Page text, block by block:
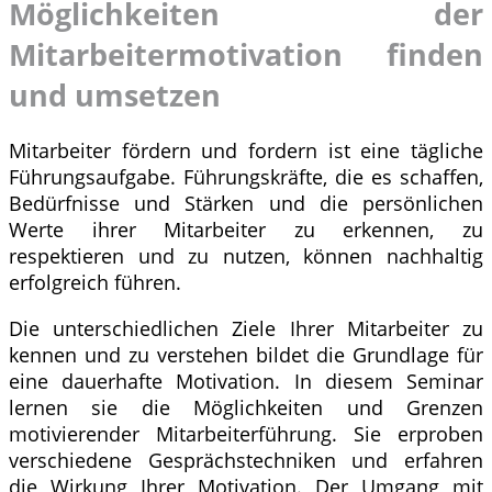
Möglichkeiten der
Mitarbeitermotivation finden
und umsetzen
Mitarbeiter fördern und fordern ist eine tägliche
Führungsaufgabe. Führungskräfte, die es schaffen,
Bedürfnisse und Stärken und die persönlichen
Werte ihrer Mitarbeiter zu erkennen, zu
respektieren und zu nutzen, können nachhaltig
erfolgreich führen.
Die unterschiedlichen Ziele Ihrer Mitarbeiter zu
kennen und zu verstehen bildet die Grundlage für
eine dauerhafte Motivation. In diesem Seminar
lernen sie die Möglichkeiten und Grenzen
motivierender Mitarbeiterführung. Sie erproben
verschiedene Gesprächstechniken und erfahren
die Wirkung Ihrer Motivation. Der Umgang mit